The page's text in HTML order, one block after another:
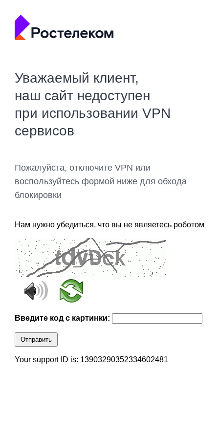
Уважаемый клиент,
наш сайт недоступен
при использовании VPN
сервисов
Пожалуйста, отключите VPN или
воспользуйтесь формой ниже для обхода
блокировки
Нам нужно убедиться, что вы не являетесь роботом
Введите код с картинки:
Отправить
Your support ID is: 13903290352334602481